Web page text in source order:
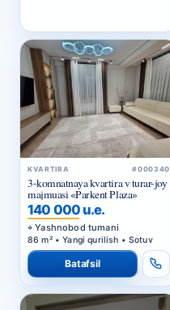
KVARTIRA #000340
3-komnatnaya kvartira v turar-joy
majmuasi «Parkent Plaza»
140 000 u.e.
Yashnobod tumani
86 m² • Yangi qurilish • Sotuv
Batafsil